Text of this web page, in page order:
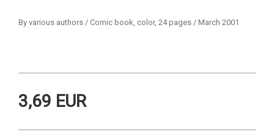
By various authors / Comic book, color, 24 pages / March 2001
3,69 EUR